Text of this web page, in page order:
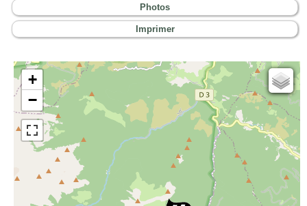
Photos
Imprimer
+
−
Cartes IGN
Open Topo Map
Open Street Map
ESRI Word Imagery